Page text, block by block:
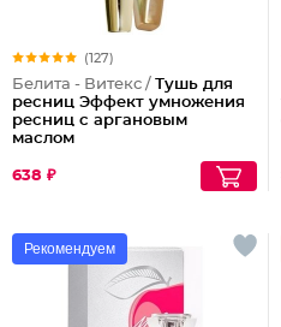
(127)
Белита - Витекс / Тушь для
ресниц Эффект умножения
ресниц с аргановым
маслом
638 ₽
Рекомендуем